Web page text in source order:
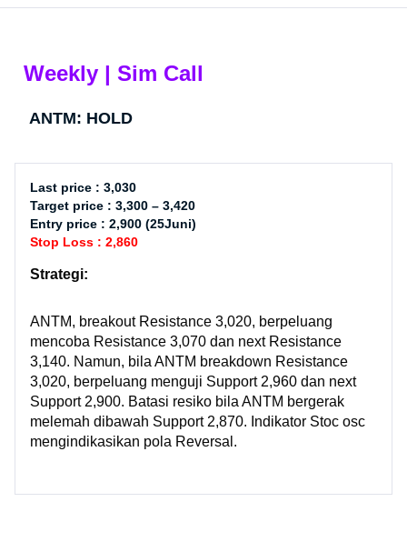
Weekly | Sim Call
ANTM: HOLD
Last price : 3,030
Target price : 3,300 – 3,420
Entry price : 2,900 (25Juni)
Stop Loss : 2,860
Strategi:
ANTM, breakout Resistance 3,020, berpeluang
mencoba Resistance 3,070 dan next Resistance
3,140. Namun, bila ANTM breakdown Resistance
3,020, berpeluang menguji Support 2,960 dan next
Support 2,900. Batasi resiko bila ANTM bergerak
melemah dibawah Support 2,870. Indikator Stoc osc
mengindikasikan pola Reversal.